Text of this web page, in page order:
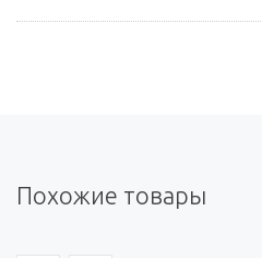
Похожие товары